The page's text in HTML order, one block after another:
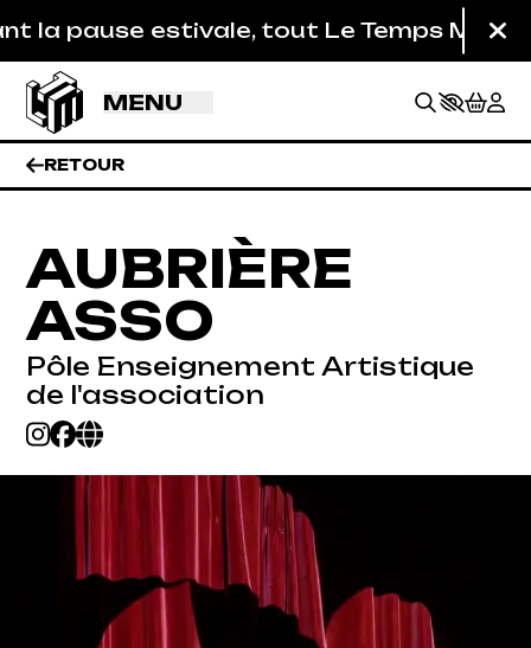
la pause estivale, tout Le Temps
MENU
RETOUR
AUBRIÈRE
ASSO
Pôle Enseignement Artistique
de l'association